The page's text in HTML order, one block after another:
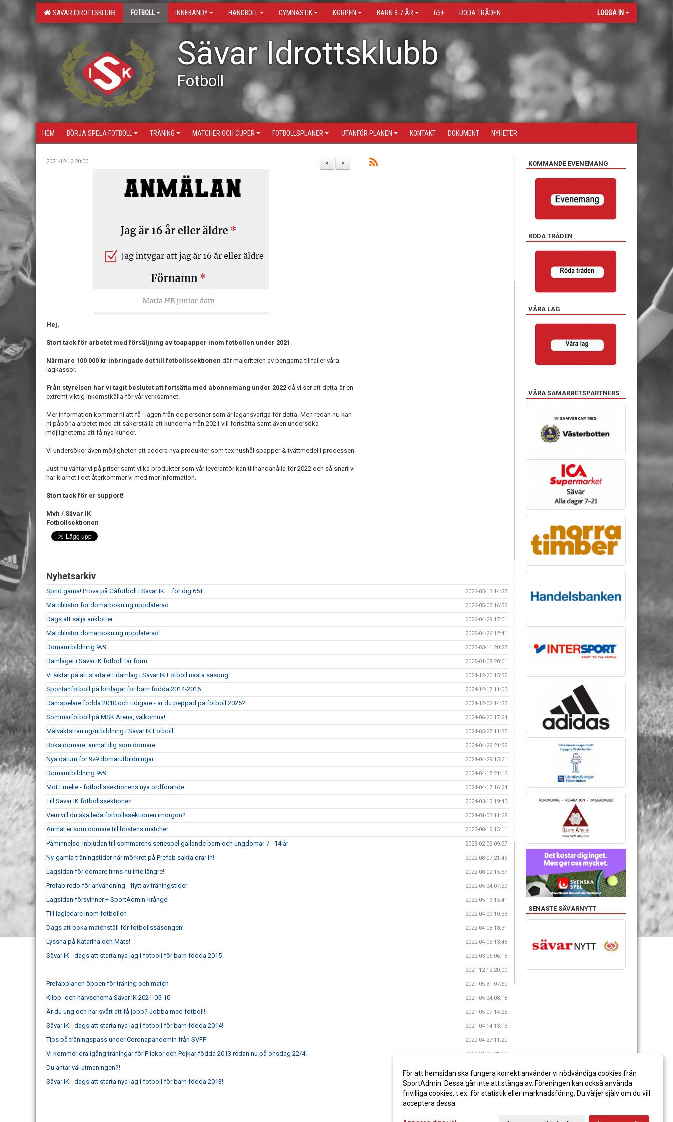
SÄVAR IDROTTSKLUBB FOTBOLL INNEBANDY HANDBOLL GYMNASTIK KORPEN BARN 3-7 ÅR 65+ RÖDA TRÅDEN LOGGA IN
Sävar Idrottsklubb
Fotboll
HEM BÖRJA SPELA FOTBOLL TRÄNING MATCHER OCH CUPER FOTBOLLSPLANER UTANFÖR PLANEN KONTAKT DOKUMENT NYHETER
>
<
2021-12-12 20:00
Hej,
Stort tack för arbetet med försäljning av toapapper inom fotbollen under 2021 .
Närmare 100 000 kr inbringade det till fotbollssektionen där majoriteten av pengarna tillfaller våra
lagkassor.
Från styrelsen har vi tagit beslutet att fortsätta med abonnemang under 2022 då vi ser att detta är en
extremt viktig inkomstkälla för vår verksamhet.
Mer information kommer ni att få i lagen från de personer som är lagansvariga för detta. Men redan nu kan
ni påbörja arbetet med att säkerställa att kunderna från 2021 vill fortsätta samt även undersöka
möjligheterna att få nya kunder.
Vi undersöker även möjligheten att addera nya produkter som tex hushållspapper & tvättmedel i processen.
Just nu väntar vi på priser samt vilka produkter som vår leverantör kan tillhandahålla för 2022 och så snart vi
har klarhet i det återkommer vi med mer information.
Stort tack för er support!
Mvh / Sävar IK
Fotbollsektionen
Nyhetsarkiv
Sprid gärna! Prova på Gåfotboll i Sävar IK – för dig 65+ 2026-05-13 14:27
Matchlistor för domarbokning uppdaterad 2026-05-03 16:39
Dags att sälja anklotter 2026-04-29 17:01
Matchlistor domarbokning uppdaterad 2025-04-26 12:41
Domarutbildning 9v9 2025-03-11 20:27
Damlaget i Sävar IK fotboll tar form 2025-01-08 20:01
Vi siktar på att starta ett damlag i Sävar IK Fotboll nästa säsong 2024-12-20 15:32
Spontanfotboll på lördagar för barn födda 2014-2016 2024-12-17 11:03
Damspelare födda 2010 och tidigare - är du peppad på fotboll 2025? 2024-12-02 14:23
Sommarfotboll på MSK Arena, välkomna! 2024-06-20 17:24
Målvaktsträning/utbildning i Sävar IK Fotboll 2024-05-27 11:35
Boka domare, anmäl dig som domare 2024-04-29 21:59
Nya datum för 9v9 domarutbildningar 2024-04-29 15:21
Domarutbildning 9v9 2024-04-17 21:16
Möt Emelie - fotbollssektionens nya ordförande 2024-04-17 16:24
Till Sävar IK fotbollssektionen 2024-03-13 19:43
Vem vill du ska leda fotbollssektionen imorgon? 2024-01-03 11:28
Anmäl er som domare till höstens matcher 2023-08-19 15:11
Påminnelse: Inbjudan till sommarens seriespel gällande barn och ungdomar 7 - 14 år 2023-02-03 09:27
Ny-gamla träningstider när mörkret på Prefab sakta drar in! 2022-08-07 21:46
Lagsidan för domare finns nu inte längre! 2022-08-02 15:57
Prefab redo för användning - flytt av träningstider 2022-05-24 07:29
Lagsidan försvinner + SportAdmin-krångel 2022-05-13 15:41
Till lagledare inom fotbollen 2022-04-29 10:33
Dags att boka matchställ för fotbollssäsongen! 2022-04-08 18:31
Lyssna på Katarina och Mats! 2022-04-03 13:45
Sävar IK - dags att starta nya lag i fotboll för barn födda 2015 2022-03-06 06:15
2021-12-12 20:00
Prefabplanen öppen för träning och match 2021-05-31 07:50
Klipp- och harvschema Sävar IK 2021-05-10 2021-05-24 08:18
Är du ung och har svårt att få jobb? Jobba med fotboll! 2021-05-07 14:25
Sävar IK - dags att starta nya lag i fotboll för barn födda 2014! 2021-04-14 13:13
Tips på träningspass under Coronapandemin från SVFF 2020-04-27 11:20
Vi kommer dra igång träningar för Flickor och Pojkar födda 2013 redan nu på onsdag 22/4! 2020-04-21 21:15
Du antar väl utmaningen?!
Sävar IK - dags att starta nya lag i fotboll för barn födda 2013! 2020-04-08 10:04
KOMMANDE EVENEMANG
RÖDA TRÅDEN
VÅRA LAG
VÅRA SAMARBETSPARTNERS
SENASTE SÄVARNYTT
För att hemsidan ska fungera korrekt använder vi nödvändiga cookies från
SportAdmin. Dessa går inte att stänga av. Föreningen kan också använda
frivilliga cookies, t.ex. för statistik eller marknadsföring. Du väljer själv om du vill
acceptera dessa.